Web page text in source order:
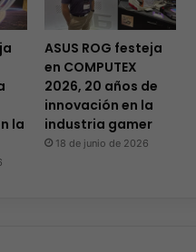
la
ASUS ROG festeja
en COMPUTEX
2026, 20 años de
innovación en la
industria gamer
18 de junio de 2026